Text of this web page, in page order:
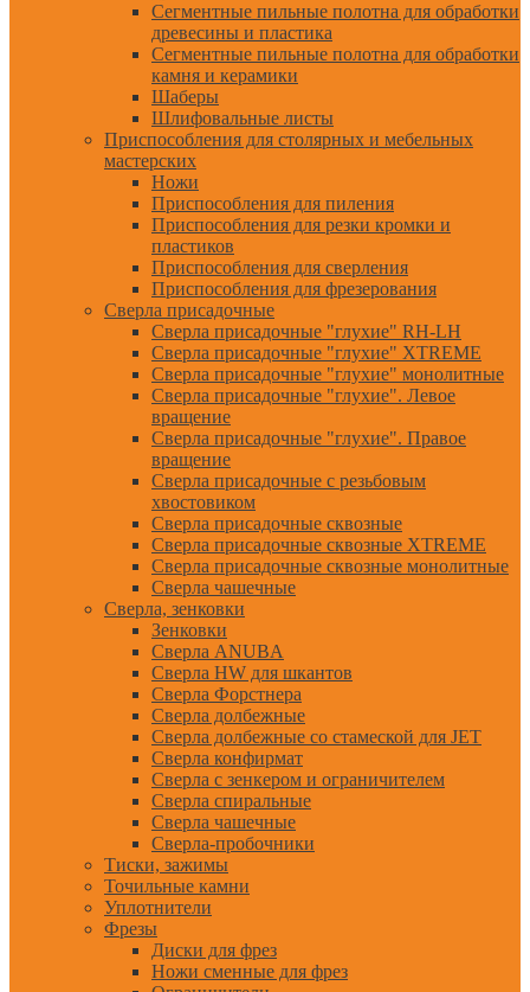
Сегментные пильные полотна для обработки
древесины и пластика
Сегментные пильные полотна для обработки
камня и керамики
Шаберы
Шлифовальные листы
Приспособления для столярных и мебельных
мастерских
Ножи
Приспособления для пиления
Приспособления для резки кромки и
пластиков
Приспособления для сверления
Приспособления для фрезерования
Сверла присадочные
Сверла присадочные "глухие" RH-LH
Сверла присадочные "глухие" XTREME
Сверла присадочные "глухие" монолитные
Сверла присадочные "глухие". Левое
вращение
Сверла присадочные "глухие". Правое
вращение
Сверла присадочные с резьбовым
хвостовиком
Сверла присадочные сквозные
Сверла присадочные сквозные XTREME
Сверла присадочные сквозные монолитные
Сверла чашечные
Сверла, зенковки
Зенковки
Сверла ANUBA
Сверла HW для шкантов
Сверла Форстнера
Сверла долбежные
Сверла долбежные со стамеской для JET
Сверла конфирмат
Сверла с зенкером и ограничителем
Сверла спиральные
Сверла чашечные
Сверла-пробочники
Тиски, зажимы
Точильные камни
Уплотнители
Фрезы
Диски для фрез
Ножи сменные для фрез